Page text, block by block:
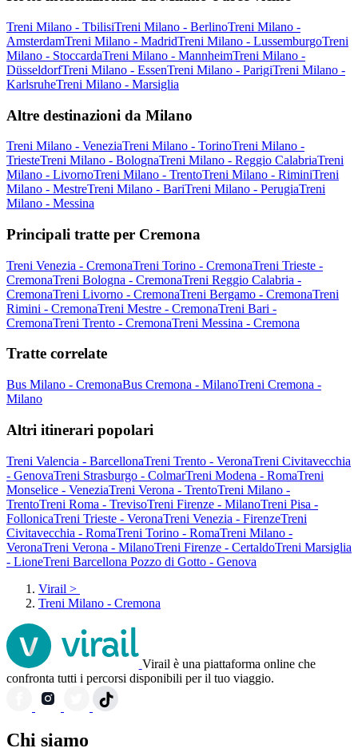
Treni Milano - TbilisiTreni Milano - BerlinoTreni Milano -
AmsterdamTreni Milano - MadridTreni Milano - LussemburgoTreni
Milano - StoccardaTreni Milano - MannheimTreni Milano -
DüsseldorfTreni Milano - EssenTreni Milano - ParigiTreni Milano -
KarlsruheTreni Milano - Marsiglia
Altre destinazioni da Milano
Treni Milano - VeneziaTreni Milano - TorinoTreni Milano -
TriesteTreni Milano - BolognaTreni Milano - Reggio CalabriaTreni
Milano - LivornoTreni Milano - TrentoTreni Milano - RiminiTreni
Milano - MestreTreni Milano - BariTreni Milano - PerugiaTreni
Milano - Messina
Principali tratte per Cremona
Treni Venezia - CremonaTreni Torino - CremonaTreni Trieste -
CremonaTreni Bologna - CremonaTreni Reggio Calabria -
CremonaTreni Livorno - CremonaTreni Bergamo - CremonaTreni
Rimini - CremonaTreni Mestre - CremonaTreni Bari -
CremonaTreni Trento - CremonaTreni Messina - Cremona
Tratte correlate
Bus Milano - CremonaBus Cremona - MilanoTreni Cremona -
Milano
Altri itinerari popolari
Treni Valencia - BarcellonaTreni Trento - VeronaTreni Civitavecchia
- GenovaTreni Strasburgo - ColmarTreni Modena - RomaTreni
Monselice - VeneziaTreni Verona - TrentoTreni Milano -
TrentoTreni Roma - TrevisoTreni Firenze - MilanoTreni Pisa -
FollonicaTreni Trieste - VeronaTreni Venezia - FirenzeTreni
Civitavecchia - RomaTreni Torino - RomaTreni Milano -
VeronaTreni Verona - MilanoTreni Firenze - CertaldoTreni Marsiglia
- LioneTreni Barcellona Pozzo di Gotto - Genova
Virail >
Treni Milano - Cremona
Virail è una piattaforma online che
confronta tutti i percorsi disponibili per il tuo viaggio.
Chi siamo